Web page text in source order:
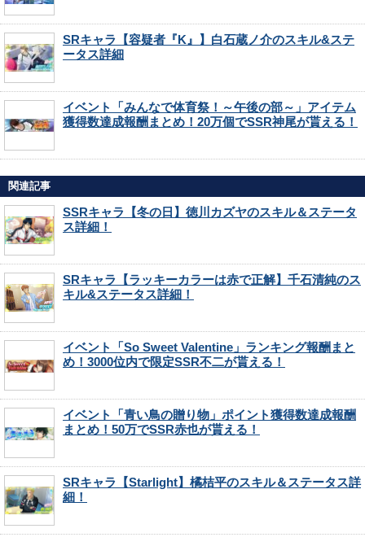
SRキャラ【容疑者『K』】白石蔵ノ介のスキル&ステ
ータス詳細
イベント「みんなで体育祭！～午後の部～」アイテム
獲得数達成報酬まとめ！20万個でSSR神尾が貰える！
関連記事
SSRキャラ【冬の日】徳川カズヤのスキル＆ステータ
ス詳細！
SRキャラ【ラッキーカラーは赤で正解】千石清純のス
キル&ステータス詳細！
イベント「So Sweet Valentine」ランキング報酬まと
め！3000位内で限定SSR不二が貰える！
イベント「青い鳥の贈り物」ポイント獲得数達成報酬
まとめ！50万でSSR赤也が貰える！
SRキャラ【Starlight】橘桔平のスキル＆ステータス詳
細！